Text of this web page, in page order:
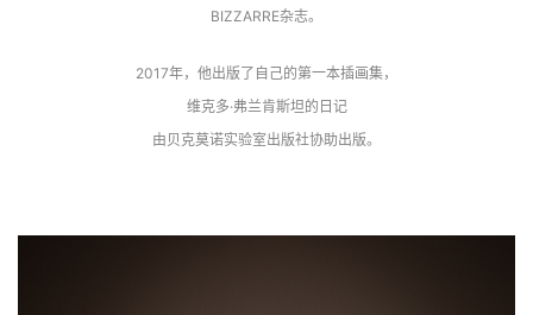
BIZZARRE杂志。
2017年，他出版了自己的第一本插画集，
维克多·弗兰肯斯坦的日记
由贝克莫诺实验室出版社协助出版。